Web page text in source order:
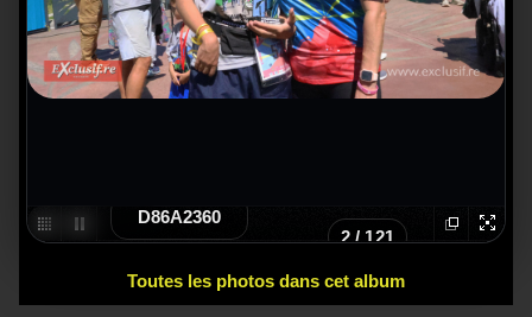
2/121
D86A2360
Toutes les photos dans cet album